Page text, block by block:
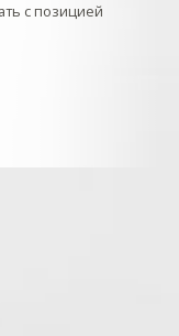
с позицией